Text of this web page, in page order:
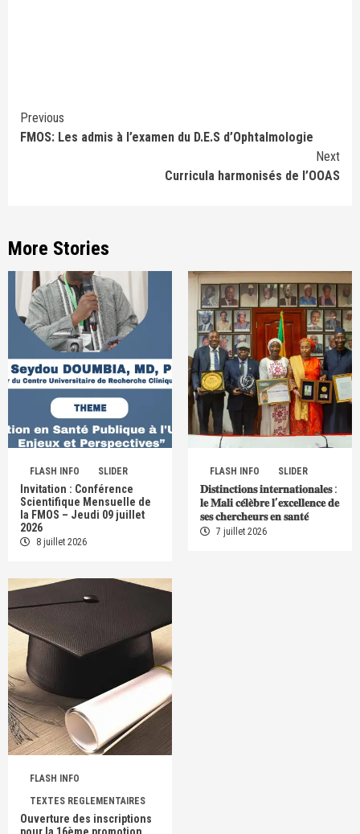
Continue
Reading
Previous
FMOS: Les admis à l’examen du D.E.S d’Ophtalmologie
Next
Curricula harmonisés de l’OOAS
More Stories
FLASH INFO SLIDER
Invitation : Conférence
Scientifique Mensuelle de
la FMOS – Jeudi 09 juillet
2026
8 juillet 2026
FLASH INFO SLIDER
𝐃𝐢𝐬𝐭𝐢𝐧𝐜𝐭𝐢𝐨𝐧𝐬 𝐢𝐧𝐭𝐞𝐫𝐧𝐚𝐭𝐢𝐨𝐧𝐚𝐥𝐞𝐬 :
𝐥𝐞 𝐌𝐚𝐥𝐢 𝐜𝐞́𝐥𝐞̀𝐛𝐫𝐞 𝐥’𝐞𝐱𝐜𝐞𝐥𝐥𝐞𝐧𝐜𝐞 𝐝𝐞
𝐬𝐞𝐬 𝐜𝐡𝐞𝐫𝐜𝐡𝐞𝐮𝐫𝐬 𝐞𝐧 𝐬𝐚𝐧𝐭𝐞́
7 juillet 2026
FLASH INFO
TEXTES REGLEMENTAIRES
Ouverture des inscriptions
pour la 16ème promotion